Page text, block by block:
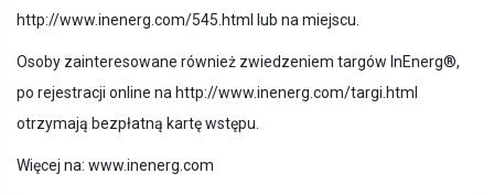
http://www.inenerg.com/545.html lub na miejscu.
Osoby zainteresowane również zwiedzeniem targów InEnerg®,
po rejestracji online na http://www.inenerg.com/targi.html
otrzymają bezpłatną kartę wstępu.
Więcej na: www.inenerg.com